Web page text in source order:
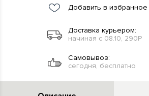
Добавить в избранное
Доставка курьером:
начиная с 08.10, 290Р
Самовывоз:
сегодня, бесплатно